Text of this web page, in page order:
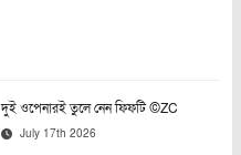
দুই ওপেনারই তুলে নেন ফিফটি ©ZC
July 17th 2026